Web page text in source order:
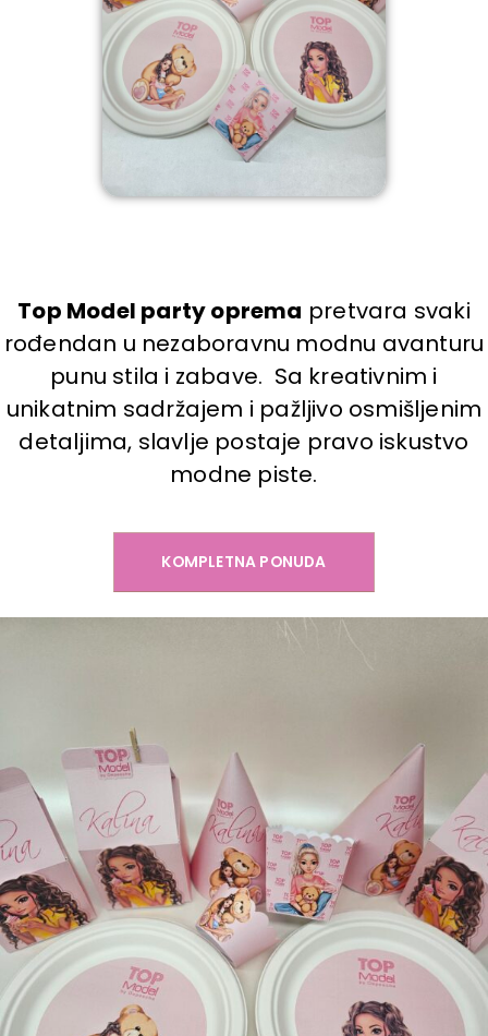
Top Model party oprema pretvara svaki
rođendan u nezaboravnu modnu avanturu
punu stila i zabave. Sa kreativnim i
unikatnim sadržajem i pažljivo osmišljenim
detaljima, slavlje postaje pravo iskustvo
modne piste.
KOMPLETNA PONUDA